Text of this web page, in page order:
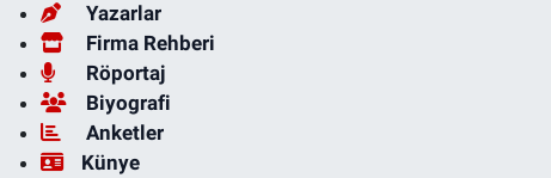
Yazarlar
Firma Rehberi
Röportaj
Biyografi
Anketler
Künye